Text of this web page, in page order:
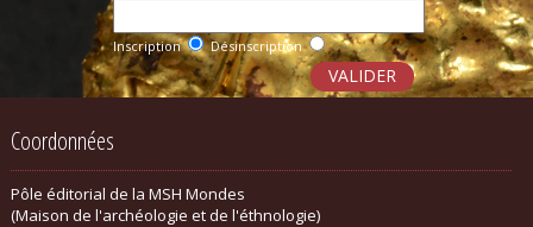
Inscription Désinscription
Coordonnées
Pôle éditorial de la MSH Mondes
(Maison de l'archéologie et de l'éthnologie)